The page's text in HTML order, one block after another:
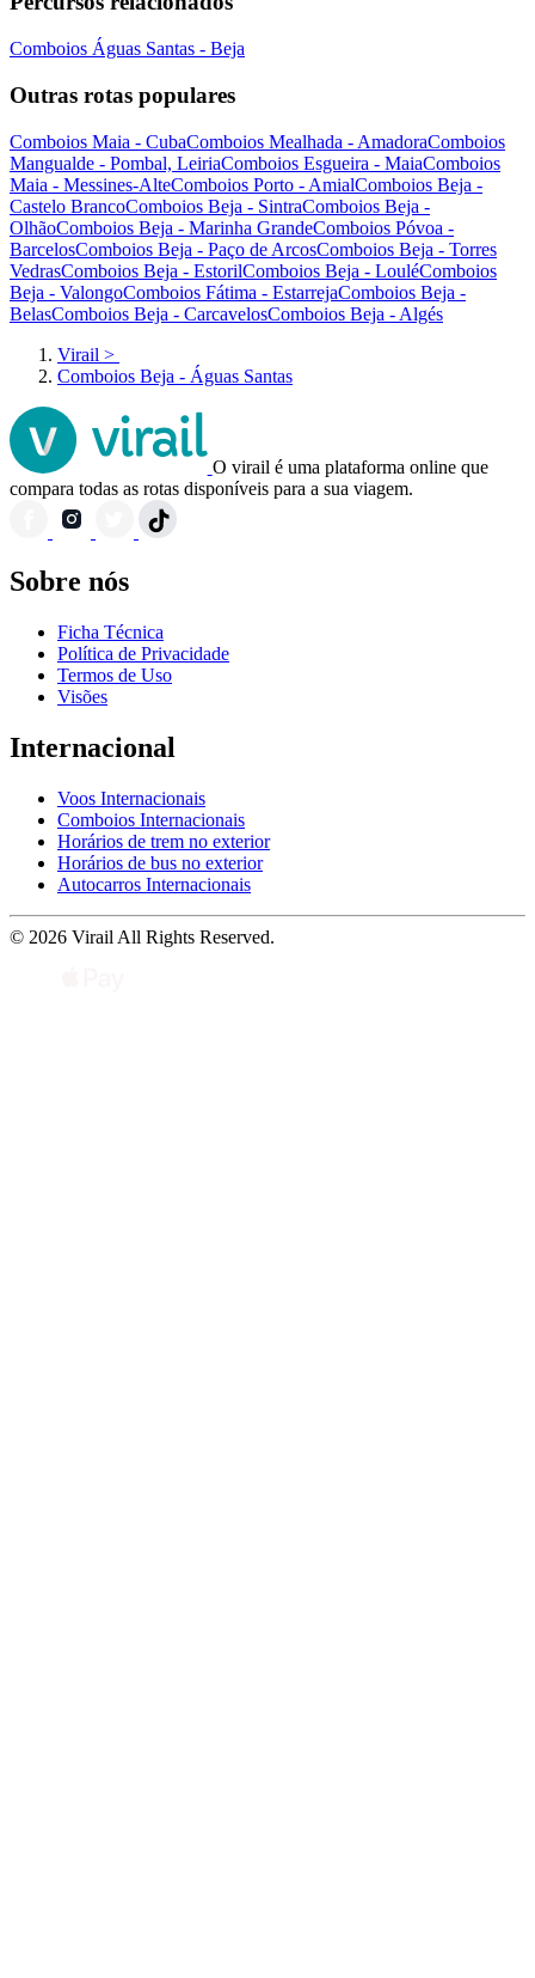
Comboios Águas Santas - Beja
Outras rotas populares
Comboios Maia - CubaComboios Mealhada - AmadoraComboios
Mangualde - Pombal, LeiriaComboios Esgueira - MaiaComboios
Maia - Messines-AlteComboios Porto - AmialComboios Beja -
Castelo BrancoComboios Beja - SintraComboios Beja -
OlhãoComboios Beja - Marinha GrandeComboios Póvoa -
BarcelosComboios Beja - Paço de ArcosComboios Beja - Torres
VedrasComboios Beja - EstorilComboios Beja - LouléComboios
Beja - ValongoComboios Fátima - EstarrejaComboios Beja -
BelasComboios Beja - CarcavelosComboios Beja - Algés
Virail >
Comboios Beja - Águas Santas
O virail é uma plataforma online que
compara todas as rotas disponíveis para a sua viagem.
Sobre nós
Ficha Técnica
Política de Privacidade
Termos de Uso
Visões
Internacional
Voos Internacionais
Comboios Internacionais
Horários de trem no exterior
Horários de bus no exterior
Autocarros Internacionais
© 2026 Virail All Rights Reserved.